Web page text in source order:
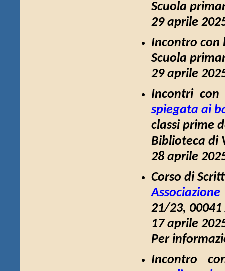
Scuola
29 aprile
Incontro
Scuola
29 aprile
Incontri
spiegata ai
classi prime
Biblioteca di
28 aprile
Corso di
21/23,
17 aprile
Per
Incontro